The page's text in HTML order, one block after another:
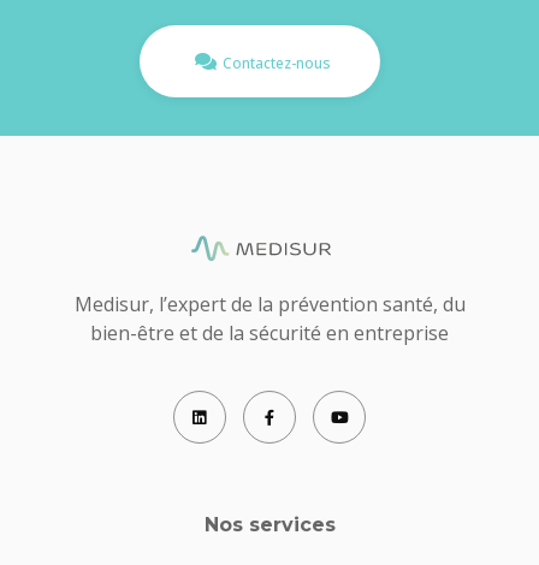
Contactez-nous
Medisur, l’expert de la prévention santé, du
bien-être et de la sécurité en entreprise
Nos services